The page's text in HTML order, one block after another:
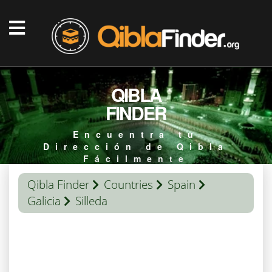
QIBLA
FINDER
Encuentra tu
Dirección de Qibla
Fácilmente
Qibla Finder Countries
Spain
Galicia
Silleda